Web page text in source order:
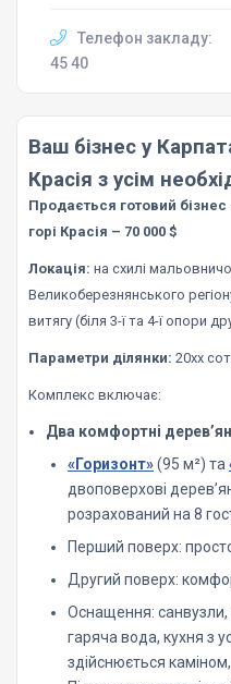
Телефон закладу:
45 40
Ваш бізнес у
Красія з усім
Продається готовий бізнес
горі Красія – 70 000 $
Локація: на схилі
Великоберезнянського
витягу (біля 3-ї та 4-ї опори
Параметри ділянки: 20хх
Комплекс включає:
Два комфортні
«Горизонт»(95 м²) та
двоповерхові
розрахований на 8
Перший поверх:
Другий поверх:
Оснащення: санвузли,
гаряча вода, кухня з
здійснюється